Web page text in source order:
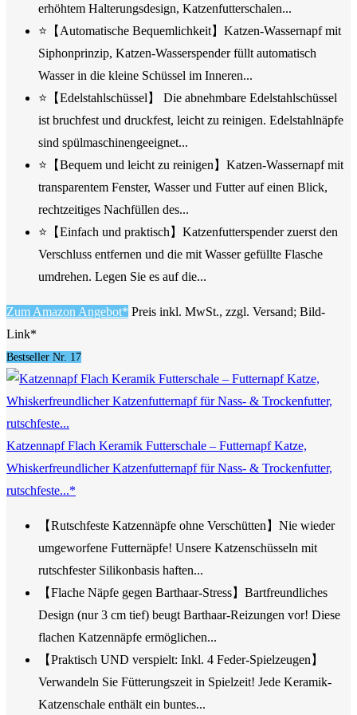
erhöhtem Halterungsdesign, Katzenfutterschalen...
⭐【Automatische Bequemlichkeit】Katzen-Wassernapf mit
Siphonprinzip, Katzen-Wasserspender füllt automatisch
Wasser in die kleine Schüssel im Inneren...
⭐【Edelstahlschüssel】 Die abnehmbare Edelstahlschüssel
ist bruchfest und druckfest, leicht zu reinigen. Edelstahlnäpfe
sind spülmaschinengeeignet...
⭐【Bequem und leicht zu reinigen】Katzen-Wassernapf mit
transparentem Fenster, Wasser und Futter auf einen Blick,
rechtzeitiges Nachfüllen des...
⭐【Einfach und praktisch】Katzenfutterspender zuerst den
Verschluss entfernen und die mit Wasser gefüllte Flasche
umdrehen. Legen Sie es auf die...
Zum Amazon Angebot* Preis inkl. MwSt., zzgl. Versand; Bild-
Link*
Bestseller Nr. 17
Katzennapf Flach Keramik Futterschale – Futternapf Katze,
Whiskerfreundlicher Katzenfutternapf für Nass- & Trockenfutter,
rutschfeste...*
【Rutschfeste Katzennäpfe ohne Verschütten】Nie wieder
umgeworfene Futternäpfe! Unsere Katzenschüsseln mit
rutschfester Silikonbasis haften...
【Flache Näpfe gegen Barthaar-Stress】Bartfreundliches
Design (nur 3 cm tief) beugt Barthaar-Reizungen vor! Diese
flachen Katzennäpfe ermöglichen...
【Praktisch UND verspielt: Inkl. 4 Feder-Spielzeugen】
Verwandeln Sie Fütterungszeit in Spielzeit! Jede Keramik-
Katzenschale enthält ein buntes...